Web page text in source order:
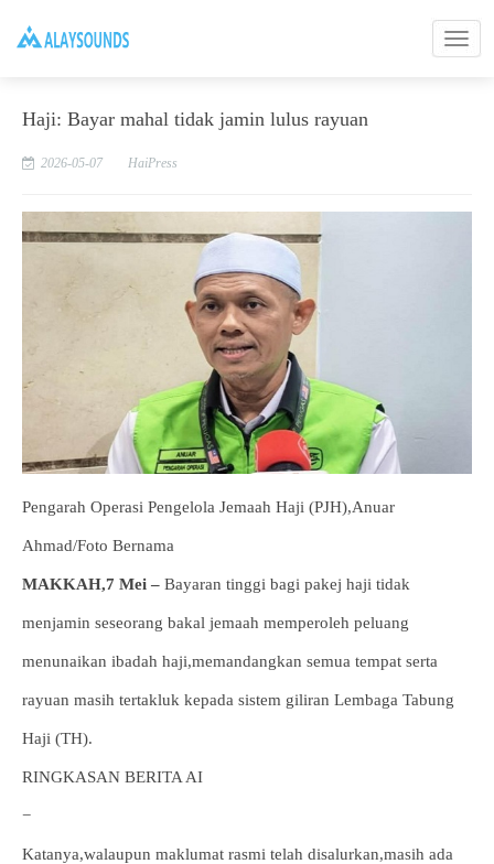
Haji: Bayar mahal tidak jamin lulus rayuan
2026-05-07 HaiPress
Pengarah Operasi Pengelola Jemaah Haji (PJH),Anuar
Ahmad/Foto Bernama
MAKKAH,7 Mei – Bayaran tinggi bagi pakej haji tidak
menjamin seseorang bakal jemaah memperoleh peluang
menunaikan ibadah haji,memandangkan semua tempat serta
rayuan masih tertakluk kepada sistem giliran Lembaga Tabung
Haji (TH).
RINGKASAN BERITA AI
−
Katanya,walaupun maklumat rasmi telah disalurkan,masih ada